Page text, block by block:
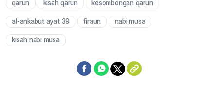
qarun kisah qarun kesombongan qarun
al-ankabut ayat 39 firaun nabi musa
kisah nabi musa